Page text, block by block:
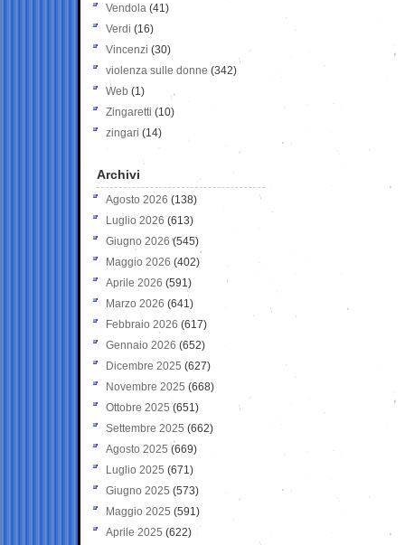
Vendola (41)
Verdi (16)
Vincenzi (30)
violenza sulle donne (342)
Web (1)
Zingaretti (10)
zingari (14)
Archivi
Agosto 2026 (138)
Luglio 2026 (613)
Giugno 2026 (545)
Maggio 2026 (402)
Aprile 2026 (591)
Marzo 2026 (641)
Febbraio 2026 (617)
Gennaio 2026 (652)
Dicembre 2025 (627)
Novembre 2025 (668)
Ottobre 2025 (651)
Settembre 2025 (662)
Agosto 2025 (669)
Luglio 2025 (671)
Giugno 2025 (573)
Maggio 2025 (591)
Aprile 2025 (622)